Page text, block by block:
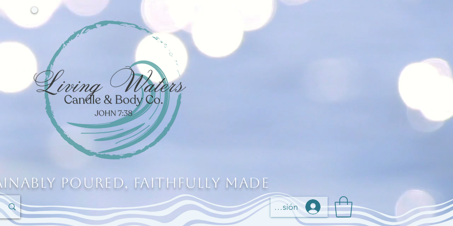
Poured, Faithfully Made
Iniciar sesión